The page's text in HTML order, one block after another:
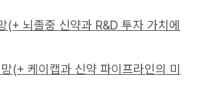
(+ 뇌졸중 신약과 R&D 투자 가치에
(+ 케이캡과 신약 파이프라인의 미